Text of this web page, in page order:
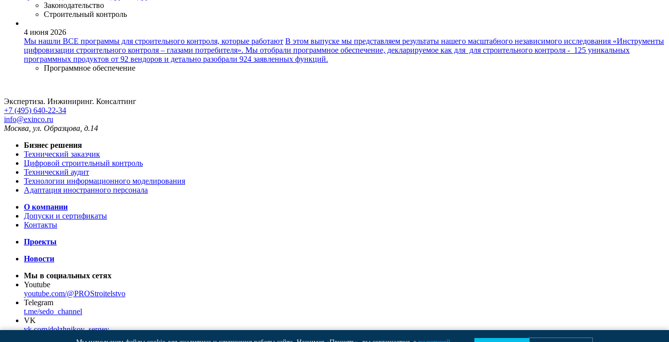
Законодательство
Строительный контроль
4 июня 2026
Мы нашли ВСЕ программы для строительного контроля, которые работают В этом выпуске мы представляем результаты нашего масштабного независимого исследования «Инструменты
цифровизации строительного контроля – глазами потребителя». Мы отобрали программное обеспечение, декларируемое как для для строительного контроля - 125 уникальных
программных продуктов от 92 вендоров и детально разобрали 924 заявленных функций.
Программное обеспечение
Экспертиза. Инжиниринг. Консалтинг
+7 (495) 640-22-34
info@exinco.ru
Москва ул. Образцова, д.14
Бизнес решения
Технический заказчик
Цифровой строительный контроль
Технический аудит
Технологии информационного моделирования
Адаптация иностранного персонала
О компании
Допуски и сертификаты
Контакты
Проекты
Новости
Мы в социальных сетях
Youtube
youtube.com/@PROStroitelstvo
Telegram
t.me/sedo_channel
VK
vk.com/dolzhnikov_sergey